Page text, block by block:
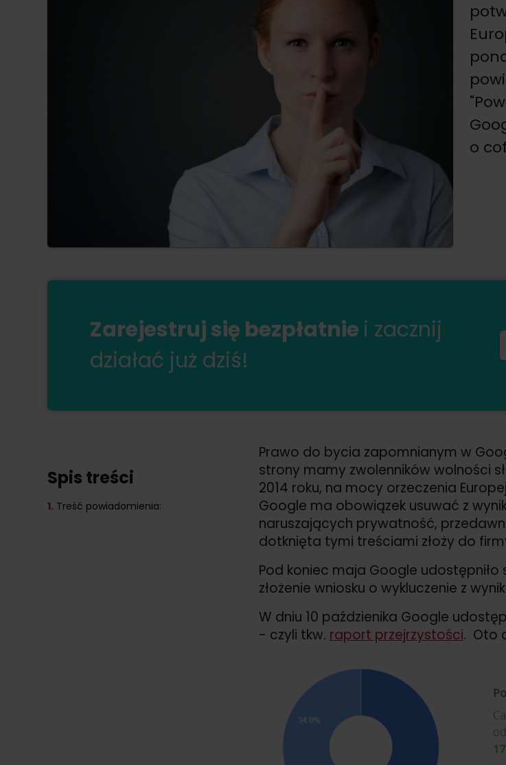
o
Zarejestruj się bezpłatnie i zacznij
działać już dziś!
Spis treści
1. Treść powiadomienia:
Prawo do bycia zapomnianym w
strony mamy zwolenników wolności
2014 roku, na mocy orzeczenia
Google ma obowiązek usuwać z
naruszających prywatność,
dotknięta tymi treściami złoży do
Pod koniec maja Google
złożenie wniosku o wykluczenie z
W dniu 10 paździenika Google
- czyli tkw. raport przejrzystości. Oto